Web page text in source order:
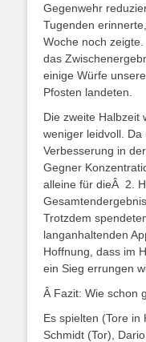
Gegenwehr
Tugenden
Woche noch
das
einige Würfe
Pfosten landeten.
Die zweite Halbzeit
weniger leidvoll.
Verbesserung in
Gegner
alleine für dieÂ 2.
Trotzdem
langanhaltenden
Hoffnung, dass im
ein Sieg errungen
Â Fazit: Wie schon
Es spielten (Tore in
Schmidt (Tor),